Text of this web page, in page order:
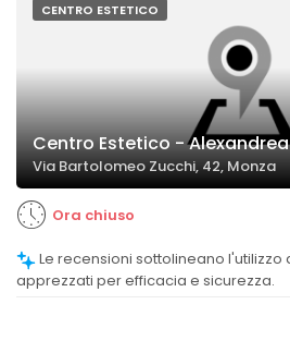
CENTRO ESTETICO
Centro Estetico - Alexandrea
Via Bartolomeo Zucchi, 42, Monza
Ora chiuso
apprezzati per efficacia e sicurezza.